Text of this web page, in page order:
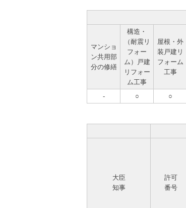
マンショ
ン共用部
分の修繕
構造・
（耐震リ
フォー
ム）戸建
リフォー
ム工事
屋根・外
装戸建リ
フォーム
工事
- ○ ○
大臣
知事
許可
番号